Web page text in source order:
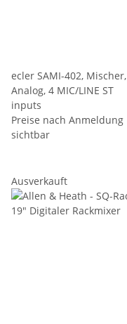
ecler SAMI-402, Mischer,
Analog, 4 MIC/LINE ST
inputs
Preise nach Anmeldung
sichtbar
Ausverkauft